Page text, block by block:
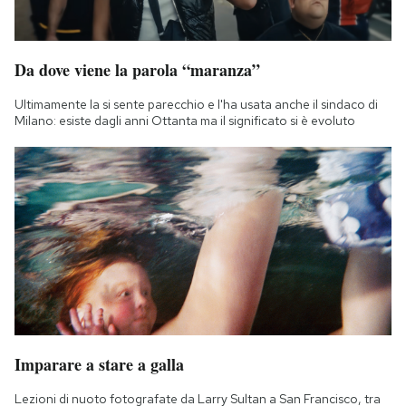
Da dove viene la parola “maranza”
Ultimamente la si sente parecchio e l'ha usata anche il sindaco di
Milano: esiste dagli anni Ottanta ma il significato si è evoluto
Imparare a stare a galla
Lezioni di nuoto fotografate da Larry Sultan a San Francisco, tra